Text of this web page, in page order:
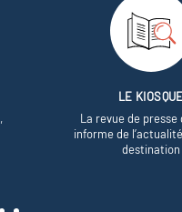
LE
La revue de presse
informe de
destination